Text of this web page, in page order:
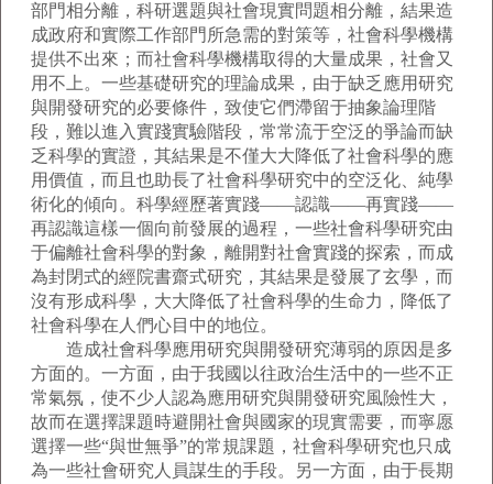
部門相分離，科研選題與社會現實問題相分離，結果造
成政府和實際工作部門所急需的對策等，社會科學機構
提供不出來；而社會科學機構取得的大量成果，社會又
用不上。一些基礎研究的理論成果，由于缺乏應用研究
與開發研究的必要條件，致使它們滯留于抽象論理階
段，難以進入實踐實驗階段，常常流于空泛的爭論而缺
乏科學的實證，其結果是不僅大大降低了社會科學的應
用價值，而且也助長了社會科學研究中的空泛化、純學
術化的傾向。科學經歷著實踐——認識——再實踐——
再認識這樣一個向前發展的過程，一些社會科學研究由
于偏離社會科學的對象，離開對社會實踐的探索，而成
為封閉式的經院書齋式研究，其結果是發展了玄學，而
沒有形成科學，大大降低了社會科學的生命力，降低了
社會科學在人們心目中的地位。
造成社會科學應用研究與開發研究薄弱的原因是多
方面的。一方面，由于我國以往政治生活中的一些不正
常氣氛，使不少人認為應用研究與開發研究風險性大，
故而在選擇課題時避開社會與國家的現實需要，而寧愿
選擇一些“與世無爭”的常規課題，社會科學研究也只成
為一些社會研究人員謀生的手段。另一方面，由于長期